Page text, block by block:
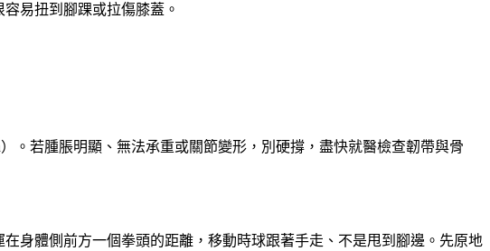
易扭到腳踝或拉傷膝蓋。
。若腫脹明顯、無法承重或關節變形，別硬撐，盡快就醫檢查韌帶與骨
身體側前方一個拳頭的距離，移動時球跟著手走、不是甩到腳邊。先原地